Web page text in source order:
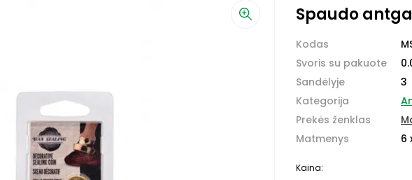
Spaudo
Kodas
Svoris su pakuote
Sandėlyje
Kategorija
Prekės ženklas
Matmenys
3
6
Kaina: